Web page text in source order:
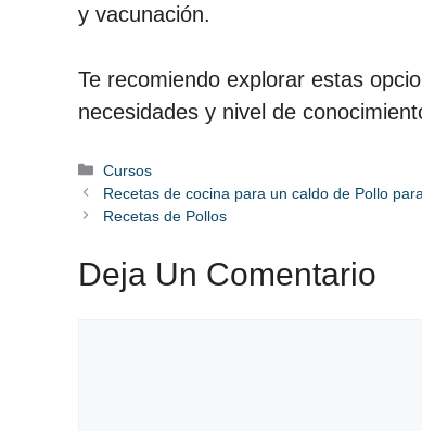
y vacunación.
Te recomiendo explorar estas
necesidades y nivel de
Categorías
Cursos
Recetas de cocina para un caldo de Pollo
Recetas de Pollos
Deja Un Comentario